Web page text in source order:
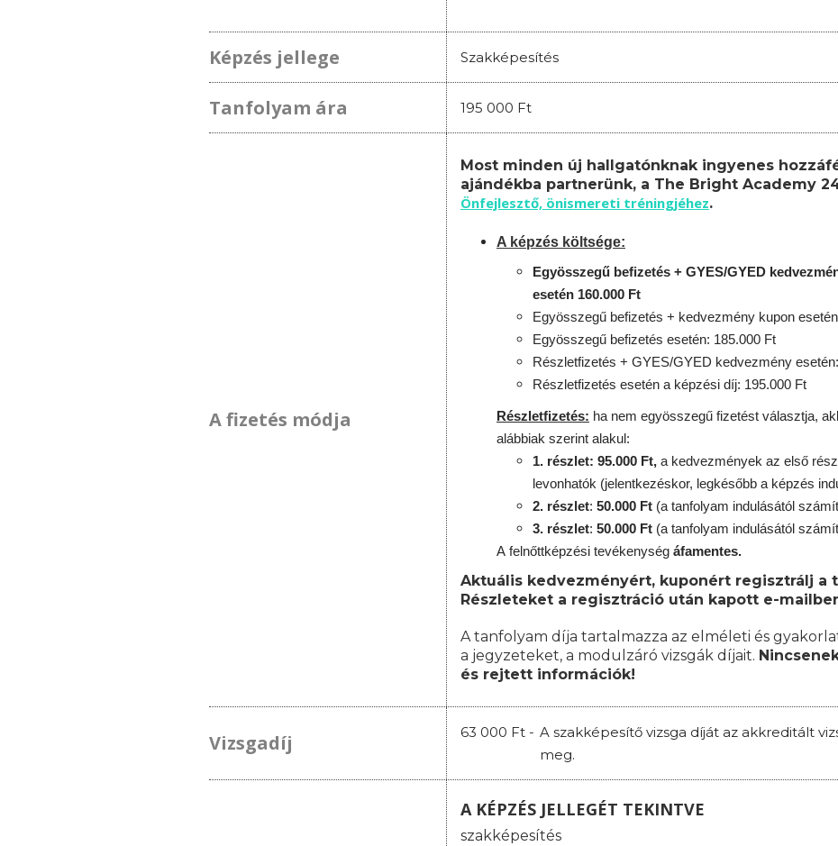
Képzés jellege Szakképesítés
Tanfolyam ára 195 000 Ft
A fizetés módja
Most minden új hallgatónknak ingyenes
ajándékba partnerünk, a The Bright Academy
Önfejlesztő, önismereti tréningjéhez.
A képzés költsége:
Egyösszegű befizetés + GYES/GYED
esetén 160.000 Ft
Egyösszegű befizetés + kedvezmény kupon
Egyösszegű befizetés esetén: 185.000 Ft
Részletfizetés + GYES/GYED kedvezmény
Részletfizetés esetén a képzési díj: 195.000 Ft
Részletfizetés: ha nem egyösszegű fizetést választja,
alábbiak szerint alakul:
1. részlet: 95.000 Ft, a kedvezmények az első
levonhatók (jelentkezéskor, legkésőbb a képzés
2. részlet: 50.000 Ft (a tanfolyam indulásától
3. részlet: 50.000 Ft (a tanfolyam indulásától
A felnőttképzési tevékenység áfamentes.
Aktuális kedvezményért, kuponért regisztrálj a
Részleteket a regisztráció után kapott e-
A tanfolyam díja tartalmazza az elméleti és
a jegyzeteket, a modulzáró vizsgák díjait.
és rejtett információk!
Vizsgadíj 63 000 Ft - A szakképesítő vizsga díját az akkreditált
meg.
A KÉPZÉS JELLEGÉT TEKINTVE
szakképesítés